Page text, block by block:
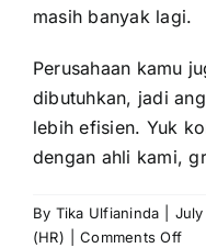
masih banyak lagi.
Perusahaan kamu
dibutuhkan, jadi
lebih efisien. Yuk
dengan ahli kami,
By Tika Ulfianinda
(HR)
Comments Offon